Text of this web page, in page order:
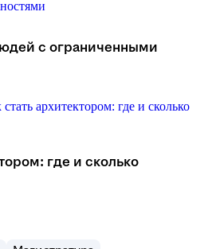
с ограниченными
где и сколько